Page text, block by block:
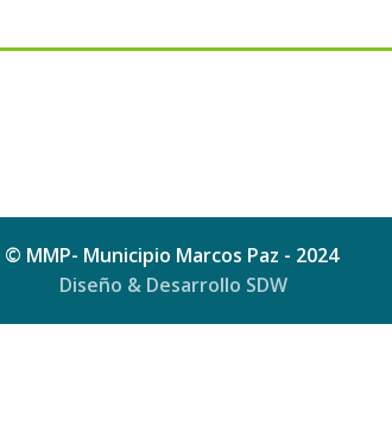
© MMP- Municipio Marcos Paz - 2024
Diseño & Desarrollo SDW